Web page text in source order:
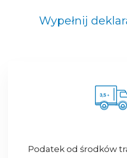
Wypełnij
Podatek od środków